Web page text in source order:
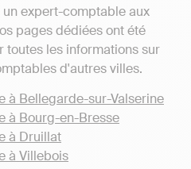
expert-comptable aux
pages dédiées ont été
toutes les informations sur
d'autres villes.
à Bellegarde-sur-Valserine
à Bourg-en-Bresse
à Druillat
à Villebois